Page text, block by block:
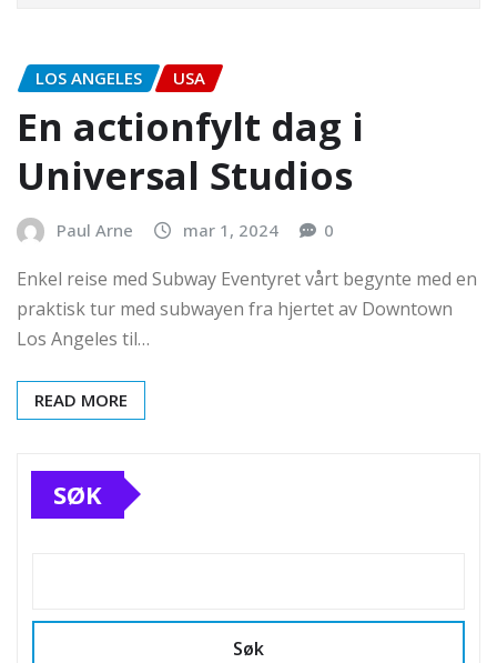
LOS ANGELES USA
En actionfylt dag i
Universal Studios
Paul Arne mar 1, 2024 0
Enkel reise med Subway Eventyret vårt begynte med en
praktisk tur med subwayen fra hjertet av Downtown
Los Angeles til…
READ MORE
SØK
Søk